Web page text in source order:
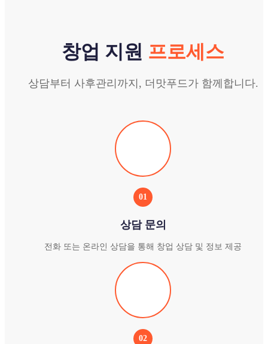
창업 지원 프로세스
상담부터 사후관리까지, 더맛푸드가 함께합니다.
01
상담 문의
전화 또는 온라인 상담을 통해 창업 상담 및 정보 제공
02